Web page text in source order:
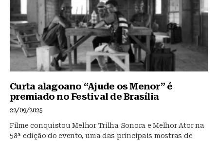
Curta alagoano “Ajude os Menor” é
premiado no Festival de Brasília
22/09/2025
Filme conquistou Melhor Trilha Sonora e Melhor Ator na
58ª edição do evento, uma das principais mostras de